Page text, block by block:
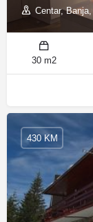
Centar,
30 m2
430 KM